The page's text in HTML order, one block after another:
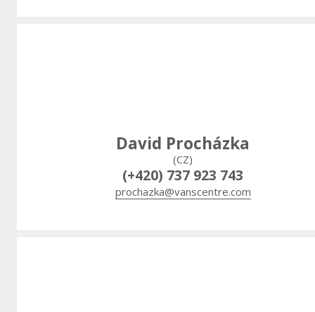
David Procházka
(CZ)
(+420) 737 923 743
prochazka@vanscentre.com